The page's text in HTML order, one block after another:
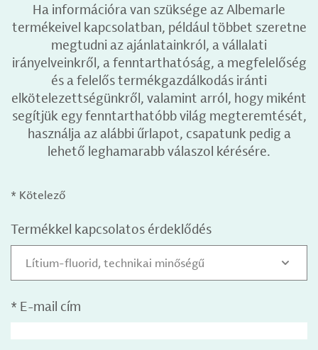
Ha információra van szüksége az Albemarle
termékeivel kapcsolatban, például többet szeretne
megtudni az ajánlatainkról, a vállalati
irányelveinkről, a fenntarthatóság, a megfelelőség
és a felelős termékgazdálkodás iránti
elkötelezettségünkről, valamint arról, hogy miként
segítjük egy fenntarthatóbb világ megteremtését,
használja az alábbi űrlapot, csapatunk pedig a
lehető leghamarabb válaszol kérésére.
* Kötelező
Termékkel kapcsolatos érdeklődés
Lítium-fluorid, technikai minőségű
* E-mail cím